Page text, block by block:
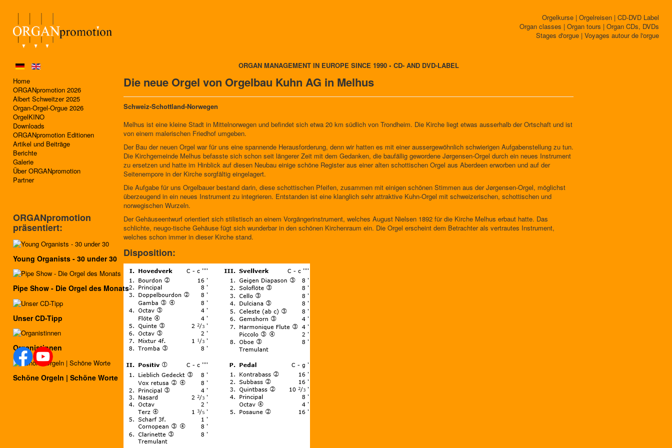
Orgelkurse | Orgelreisen | CD-DVD Label
Organ classes | Organ tours | Organ CDs, DVDs
Stages d'orgue | Voyages autour de l'orgue
Home
ORGANpromotion 2026
Albert Schweitzer 2025
Organ-Orgel-Orgue 2026
OrgelKINO
Downloads
ORGANpromotion Editionen
Artikel und Beiträge
Berichte
Galerie
Über ORGANpromotion
Partner
ORGAN MANAGEMENT IN EUROPE SINCE 1990 • CD- AND DVD-LABEL
Die neue Orgel von Orgelbau Kuhn AG in Melhus
Schweiz-Schottland-Norwegen
Melhus ist eine kleine Stadt in Mittelnorwegen und befindet sich etwa 20 km südlich von Trondheim. Die Kirche liegt etwas ausserhalb der Ortschaft und ist
von einem malerischen Friedhof umgeben.
Der Bau der neuen Orgel war für uns eine spannende Herausforderung, denn wir hatten es mit einer aussergewöhnlich schwierigen Aufgabenstellung zu tun.
Die Kirchgemeinde Melhus befasste sich schon seit längerer Zeit mit dem Gedanken, die baufällig gewordene Jørgensen-Orgel durch ein neues Instrument
zu ersetzen und hatte im Hinblick auf diesen Neubau einige schöne Register aus einer alten schottischen Orgel aus Aberdeen erworben und auf der
Seitenempore in der Kirche sorgfältig eingelagert.
Die Aufgabe für uns Orgelbauer bestand darin, diese schottischen Pfeifen, zusammen mit einigen schönen Stimmen aus der Jørgensen-Orgel, möglichst
überzeugend in ein neues Instrument zu integrieren. Entstanden ist eine klanglich sehr attraktive Kuhn-Orgel mit schweizerischen, schottischen und
norwegischen Wurzeln.
Der Gehäuseentwurf orientiert sich stilistisch an einem Vorgängerinstrument, welches August Nielsen 1892 für die Kirche Melhus erbaut hatte. Das
schlichte, neugo-tische Gehäuse fügt sich wunderbar in den schönen Kirchenraum ein. Die Orgel erscheint dem Betrachter als vertrautes Instrument,
welches schon immer in dieser Kirche stand.
Disposition:
ORGANpromotion
präsentiert:
Young Organists - 30 under 30
Pipe Show - Die Orgel des Monats
Unser CD-Tipp
Organistinnen
Schöne Orgeln | Schöne Worte